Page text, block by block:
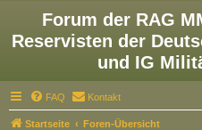
Forum der RAG
Reservisten der
und IG
FAQ Kontakt
Startseite Foren-Übersicht